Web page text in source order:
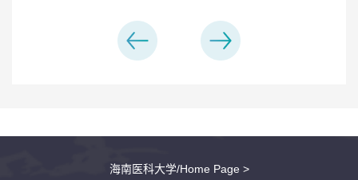
海南医科大学/Home Page >